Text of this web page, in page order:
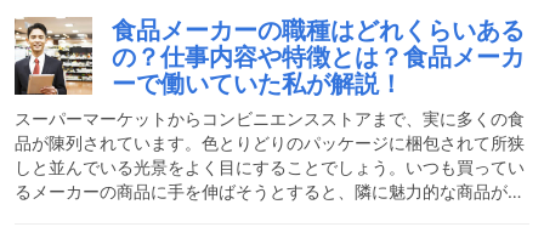
度見直しておきたい「やりがい」についてもお話しさせていただき
ますので、ぜひ最後までご覧ください。食品メーカーの離職率って
どれくらい？食品メーカーでは、本社勤務か製造工場のいずれかに
勤めることになります。工場では、正社員よりもパート・アルバイ
トの比率が高い傾向があります。その中でも男性と女性では女性の
食品メーカーの職種はどれくらいある
の？仕事内容や特徴とは？食品メーカ
ーで働いていた私が解説！
スーパーマーケットからコンビニエンスストアまで、実に多くの食
品が陳列されています。色とりどりのパッケージに梱包されて所狭
しと並んでいる光景をよく目にすることでしょう。いつも買ってい
るメーカーの商品に手を伸ばそうとすると、隣に魅力的な商品が並